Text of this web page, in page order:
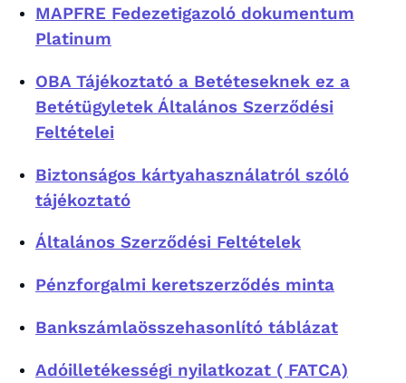
MAPFRE Fedezetigazoló dokumentum
Platinum
OBA Tájékoztató a Betéteseknek ez a
Betétügyletek Általános Szerződési
Feltételei
Biztonságos kártyahasználatról szóló
tájékoztató
Általános Szerződési Feltételek
Pénzforgalmi keretszerződés minta
Bankszámlaösszehasonlító táblázat
Adóilletékességi nyilatkozat ( FATCA)